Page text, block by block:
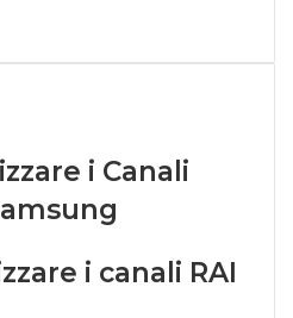
i Canali
i canali RAI